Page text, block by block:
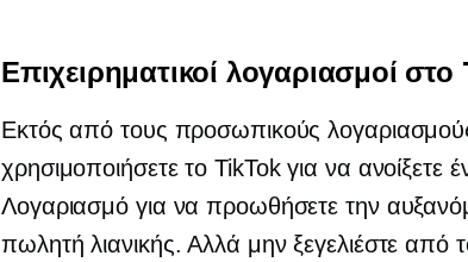
Επιχειρηματικοί λογαριασμοί
Εκτός από τους προσωπικούς
χρησιμοποιήσετε το TikTok για να ανοίξετε
Λογαριασμό για να προωθήσετε την
πωλητή λιανικής. Αλλά μην ξεγελιέστε από